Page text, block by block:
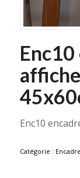
Enc10
Catégorie :